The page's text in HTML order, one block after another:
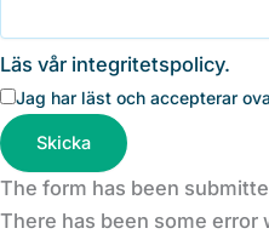
Läs vår integritetspolicy.
Jag har läst och accepterar
Skicka
The form has been
There has been some